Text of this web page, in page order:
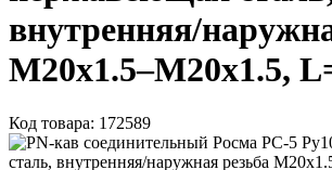
внутренняя/
М20х1.5–М20х1.5,
Код товара: 172589